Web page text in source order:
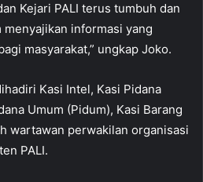
Kejari PALI terus tumbuh dan
informasi yang
masyarakat,” ungkap Joko.
Kasi Intel, Kasi Pidana
Umum (Pidum), Kasi Barang
wartawan perwakilan organisasi
PALI.